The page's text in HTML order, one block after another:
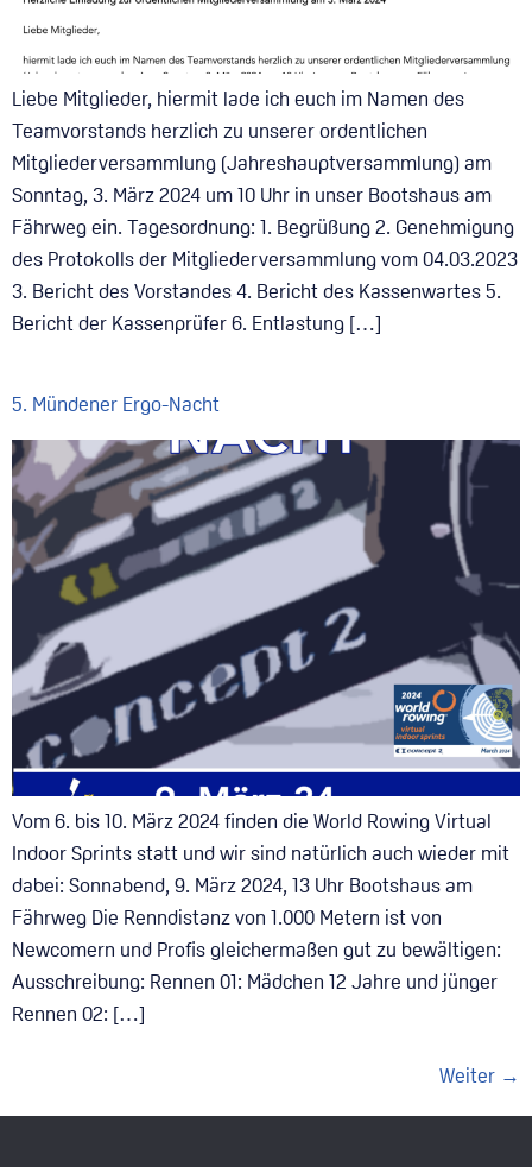
Liebe Mitglieder, hiermit lade ich euch im Namen des
Teamvorstands herzlich zu unserer ordentlichen
Mitgliederversammlung (Jahreshauptversammlung) am
Sonntag, 3. März 2024 um 10 Uhr in unser Bootshaus am
Fährweg ein. Tagesordnung: 1. Begrüßung 2. Genehmigung
des Protokolls der Mitgliederversammlung vom 04.03.2023
3. Bericht des Vorstandes 4. Bericht des Kassenwartes 5.
Bericht der Kassenprüfer 6. Entlastung […]
5. Mündener Ergo-Nacht
Vom 6. bis 10. März 2024 finden die World Rowing Virtual
Indoor Sprints statt und wir sind natürlich auch wieder mit
dabei: Sonnabend, 9. März 2024, 13 Uhr Bootshaus am
Fährweg Die Renndistanz von 1.000 Metern ist von
Newcomern und Profis gleichermaßen gut zu bewältigen:
Ausschreibung: Rennen 01: Mädchen 12 Jahre und jünger
Rennen 02: […]
Weiter →